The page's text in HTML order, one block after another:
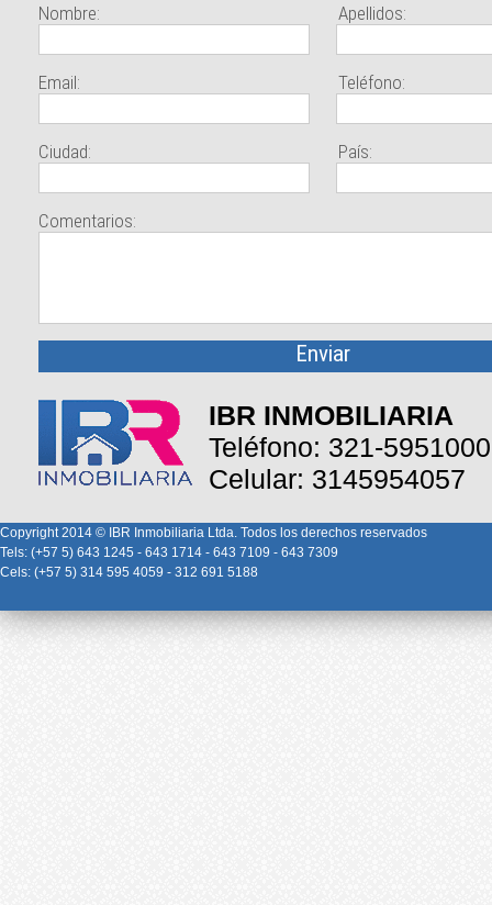
Nombre: Apellidos:
Email: Teléfono:
Ciudad: País:
Comentarios:
IBR INMOBILIARIA
Teléfono: 321-5951000
Celular: 3145954057
Copyright 2014 © IBR Inmobiliaria Ltda. Todos los derechos reservados
Tels: (+57 5) 643 1245 - 643 1714 - 643 7109 - 643 7309
Cels: (+57 5) 314 595 4059 - 312 691 5188